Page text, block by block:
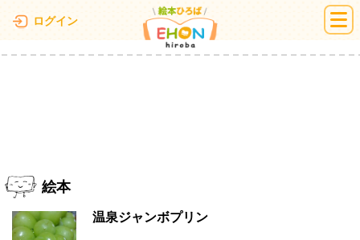
ログイン 絵本ひろば
絵本
温泉ジャンボプリン